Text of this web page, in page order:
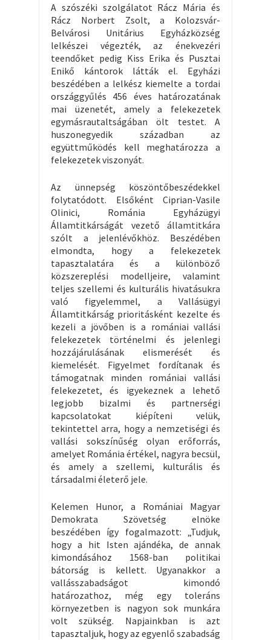
A szószéki szolgálatot Rácz Mária és
Rácz Norbert Zsolt, a Kolozsvár-
Belvárosi Unitárius Egyházközség
lelkészei végezték, az énekvezéri
teendőket pedig Kiss Erika és Pusztai
Enikő kántorok látták el. Egyházi
beszédében a lelkész kiemelte a tordai
országgyűlés 456 éves határozatának
mai üzenetét, amely a felekezetek
egymásrautaltságában ölt testet. A
huszonegyedik században az
együttműködés kell meghatározza a
felekezetek viszonyát.
Az ünnepség köszöntőbeszédekkel
folytatódott. Elsőként Ciprian-Vasile
Olinici, Románia Egyházügyi
Államtitkárságát vezető államtitkára
szólt a jelenlévőkhöz. Beszédében
elmondta, hogy a felekezetek
tapasztalatára és a különböző
közszereplési modelljeire, valamint
teljes szellemi és kulturális hivatásukra
való figyelemmel, a Vallásügyi
Államtitkárság prioritásként kezelte és
kezeli a jövőben is a romániai vallási
felekezetek történelmi és jelenlegi
hozzájárulásának elismerését és
kiemelését. Figyelmet fordítanak és
támogatnak minden romániai vallási
felekezetet, és igyekeznek a lehető
legjobb bizalmi és partnerségi
kapcsolatokat kiépíteni velük,
tekintettel arra, hogy a nemzetiségi és
vallási sokszínűség olyan erőforrás,
amelyet Románia értékel, nagyra becsül,
és amely a szellemi, kulturális és
társadalmi életerő jele.
Kelemen Hunor, a Romániai Magyar
Demokrata Szövetség elnöke
beszédében így fogalmazott: „Tudjuk,
hogy a hit Isten ajándéka, de annak
kimondásához 1568-ban politikai
bátorság is kellett. Ugyanakkor a
vallásszabadságot kimondó
határozathoz, még egy toleráns
környezetben is nagyon sok munkára
volt szükség. Napjainkban is azt
tapasztaljuk, hogy az egyenlő szabadság